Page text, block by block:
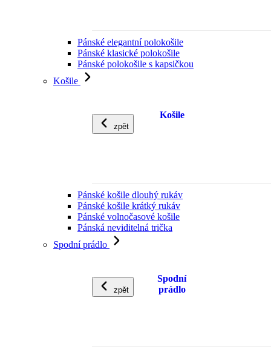
Pánské elegantní polokošile
Pánské klasické polokošile
Pánské polokošile s kapsičkou
Košile
zpět
Košile
Pánské košile dlouhý rukáv
Pánské košile krátký rukáv
Pánské volnočasové košile
Pánská neviditelná trička
Spodní prádlo
zpět
Spodní
prádlo